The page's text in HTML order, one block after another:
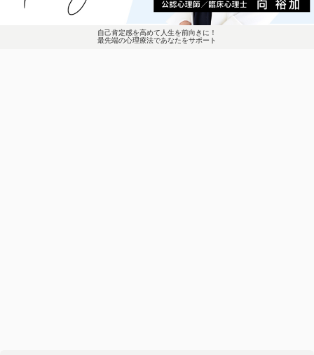
自己肯定感を高めて人生を前向きに！
最先端の心理療法であなたをサポート